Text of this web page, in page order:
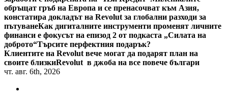
обръщат гръб на Европа и се пренасочват към Азия,
констатира докладът на Revolut за глобални разходи за
пътуванеКак дигиталните инструменти променят личните
финанси е фокусът на епизод 2 от подкаста „Силата на
доброто“Търсите перфектния подарък?
Клиентите на Revolut вече могат да подарят план на
своите близкиRevolut в джоба на все повече българи
чт. авг. 6th, 2026